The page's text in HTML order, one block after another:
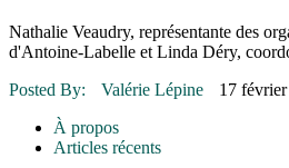
16 juillet 2026 |
Nathalie Veaudry, représentante des
d'Antoine-Labelle et Linda Déry,
Posted By:
Valérie Lépine
17
À propos
Articles récents